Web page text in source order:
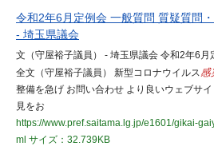
令和2年6月定例会 一般質問 質疑質問
- 埼玉県議会
文（守屋裕子議員） - 埼玉県議会 令和2年6
全文（守屋裕子議員） 新型コロナウイルス感
整備を急げ お問い合わせ より良いウェブサ
見をお
https://www.pref.saitama.lg.jp/e1601/gikai-
ml サイズ：32.739KB